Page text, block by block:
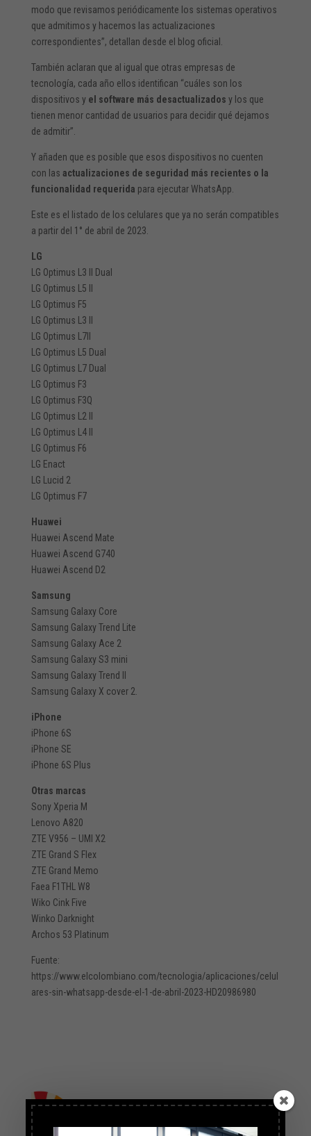
modo que revisamos periódicamente los sistemas operativos
que admitimos y hacemos las actualizaciones
correspondientes”, detallan desde el blog oficial.
También aclaran que al igual que otras empresas de
tecnología, cada año ellos identifican “cuáles son los
dispositivos yel software más desactualizados y los que
tienen menor cantidad de usuarios para decidir qué dejamos
de admitir”.
Y añaden que es posible que esos dispositivos no cuenten
con las actualizaciones de seguridad más recientes o la
funcionalidad requerida para ejecutar WhatsApp.
Este es el listado de los celulares que ya no serán compatibles
a partir del 1° de abril de 2023.
LG
LG Optimus L3 II Dual
LG Optimus L5 II
LG Optimus F5
LG Optimus L3 II
LG Optimus L7II
LG Optimus L5 Dual
LG Optimus L7 Dual
LG Optimus F3
LG Optimus F3Q
LG Optimus L2 II
LG Optimus L4 II
LG Optimus F6
LG Enact
LG Lucid 2
LG Optimus F7
Huawei
Huawei Ascend Mate
Huawei Ascend G740
Huawei Ascend D2
Samsung
Samsung Galaxy Core
Samsung Galaxy Trend Lite
Samsung Galaxy Ace 2
Samsung Galaxy S3 mini
Samsung Galaxy Trend II
Samsung Galaxy X cover 2.
iPhone
iPhone 6S
iPhone SE
iPhone 6S Plus
Otras marcas
Sony Xperia M
Lenovo A820
ZTE V956 – UMI X2
ZTE Grand S Flex
ZTE Grand Memo
Faea F1THL W8
Wiko Cink Five
Winko Darknight
Archos 53 Platinum
Fuente:
https://www.elcolombiano.com/tecnologia/aplicaciones/celul
ares-sin-whatsapp-desde-el-1-de-abril-2023-HD20986980